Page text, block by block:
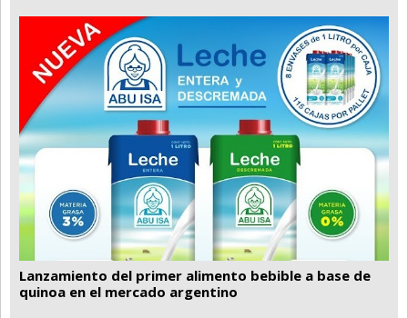
Viajes
Lanzamiento del primer alimento bebible a base de
quinoa en el mercado argentino